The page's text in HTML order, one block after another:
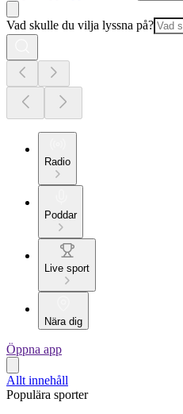
Vad skulle du vilja lyssna på?
Radio
Poddar
Live sport
Nära dig
Öppna app
Allt innehåll
Populära sporter